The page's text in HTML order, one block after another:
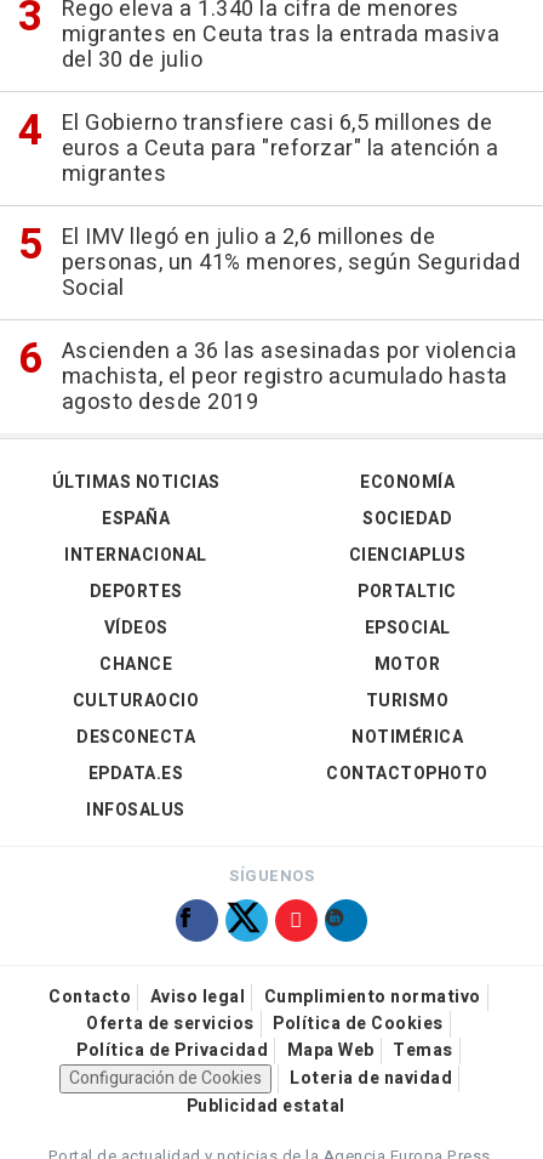
Rego eleva a 1.340 la cifra de menores
migrantes en Ceuta tras la entrada masiva
del 30 de julio
El Gobierno transfiere casi 6,5 millones de
euros a Ceuta para "reforzar" la atención a
migrantes
El IMV llegó en julio a 2,6 millones de
personas, un 41% menores, según Seguridad
Social
Ascienden a 36 las asesinadas por violencia
machista, el peor registro acumulado hasta
agosto desde 2019
ÚLTIMAS NOTICIAS
ESPAÑA
INTERNACIONAL
DEPORTES
VÍDEOS
ECONOMÍA
SOCIEDAD
CIENCIAPLUS
PORTALTIC
EPSOCIAL
CHANCE
CULTURAOCIO
DESCONECTA
EPDATA.ES
INFOSALUS
MOTOR
TURISMO
NOTIMÉRICA
CONTACTOPHOTO
SÍGUENOS
Contacto Aviso legal
Cumplimiento normativo
Oferta de servicios
Política de Cookies
Política de Privacidad
Mapa Web
Temas
Configuración de Cookies
Loteria de navidad
Publicidad estatal